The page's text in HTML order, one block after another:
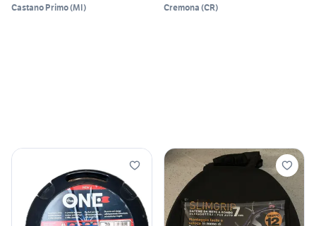
Castano Primo(MI) Cremona (CR)